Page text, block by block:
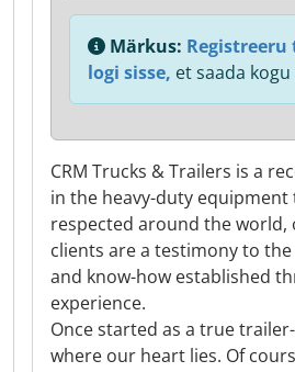
CRM Trucks & Trailers is a
in the heavy-duty equipment
respected around the world,
clients are a testimony to
and know-how established
experience.
Once started as a true
where our heart lies. Of
Märkus:
logi sisse, et saada kogu